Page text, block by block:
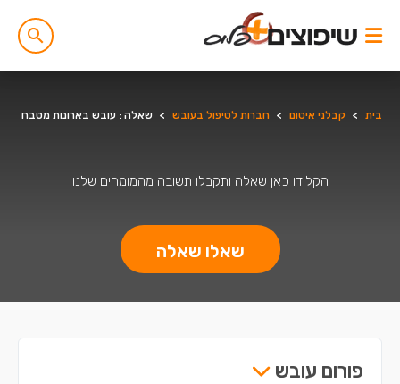
בית > קבלני איטום > חברות לטיפול בעובש > שאלה : עובש בארונות מטבח
הקלידו כאן שאלה ותקבלו תשובה מהמומחים שלנו
שאלו שאלה
פורום עובש